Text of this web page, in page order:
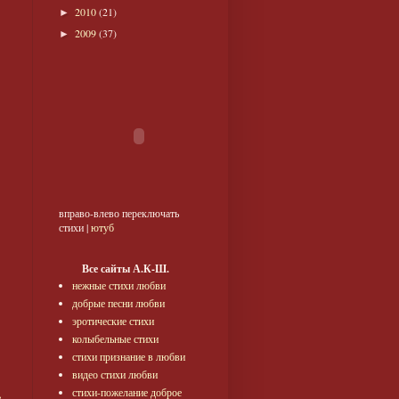
► 2010(21)
► 2009(37)
вправо-влево переключать
стихи |ютуб
Все сайты А.К-Ш.
нежные стихи любви
добрые песни любви
эротические стихи
колыбельные стихи
стихи признание в любви
видео стихи любви
стихи-пожелание доброе